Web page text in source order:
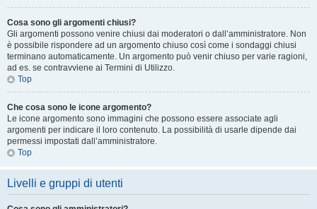
Cosa sono gli argomenti chiusi?
Gli argomenti possono venire chiusi dai moderatori o dall’amministratore. Non
è possibile rispondere ad un argomento chiuso così come i sondaggi chiusi
terminano automaticamente. Un argomento può venir chiuso per varie ragioni,
ad es. se contravviene ai Termini di Utilizzo.
Top
Che cosa sono le icone argomento?
Le icone argomento sono immagini che possono essere associate agli
argomenti per indicare il loro contenuto. La possibilità di usarle dipende dai
permessi impostati dall’amministratore.
Top
Livelli e gruppi di utenti